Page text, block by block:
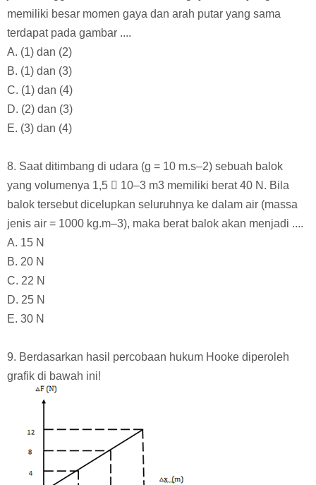
memiliki besar momen gaya dan arah putar yang sama
terdapat pada gambar ....
A. (1) dan (2)
B. (1) dan (3)
C. (1) dan (4)
D. (2) dan (3)
E. (3) dan (4)
8. Saat ditimbang di udara (g = 10 m.s–2) sebuah balok
yang volumenya 1,5  10–3 m3 memiliki berat 40 N. Bila
balok tersebut dicelupkan seluruhnya ke dalam air (massa
jenis air = 1000 kg.m–3), maka berat balok akan menjadi ....
A. 15 N
B. 20 N
C. 22 N
D. 25 N
E. 30 N
9. Berdasarkan hasil percobaan hukum Hooke diperoleh
grafik di bawah ini!